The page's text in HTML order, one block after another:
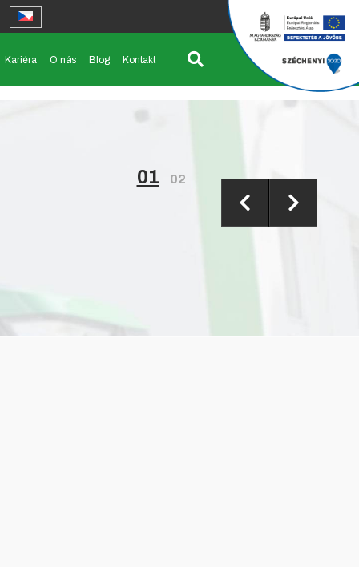
Kariéra O nás Blog Kontakt
01 02